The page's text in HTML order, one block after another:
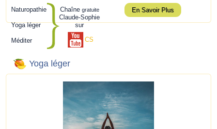
Naturopathie
Yoga léger
Méditer
Chaîne gratuite
Claude-Sophie
sur
CS
En Savoir Plus
Yoga léger